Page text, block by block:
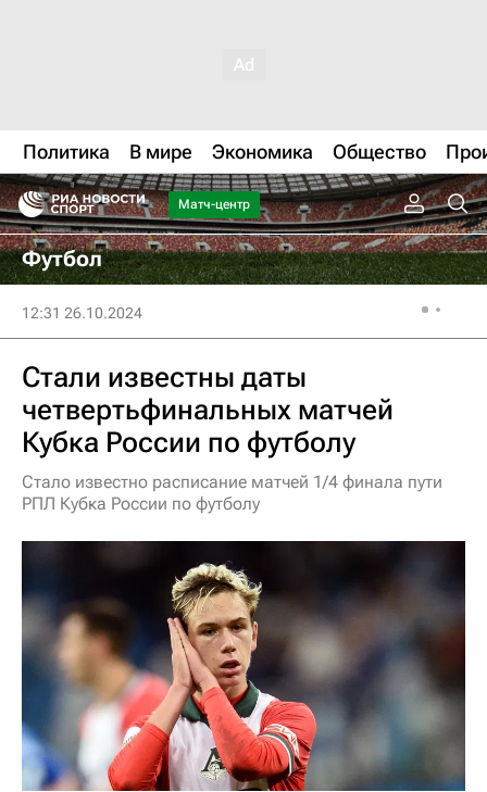
Политика В мире Экономика Общество
Матч-центр
Футбол
12:31 26.10.2024
Стали известны даты
четвертьфинальных матчей
Кубка России по футболу
Стало известно расписание матчей 1/4 финала пути
РПЛ Кубка России по футболу